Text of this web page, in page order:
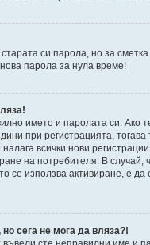
си парола, но за
парола за нула време!
името и паролата си. Ако
при регистрацията,
всички нови
на потребителя. В случай,
се използва активиране, е
сега не мога да вляза?!